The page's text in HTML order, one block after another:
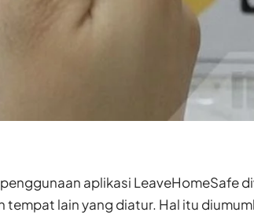
aplikasi LeaveHomeSafe
lain yang diatur. Hal itu